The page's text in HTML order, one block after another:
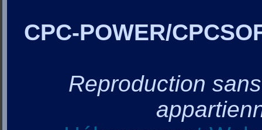
CPC-POWER/
Reproduction